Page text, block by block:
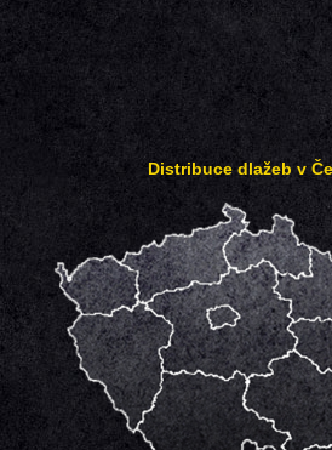
Distribuce dlažeb v